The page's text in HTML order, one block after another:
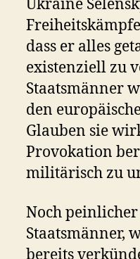
Ukraine
dass er alles
existenziell zu
Staatsmänner
den
Glauben sie
Provokation
militärisch zu
Noch
Staatsmänner,
bereits